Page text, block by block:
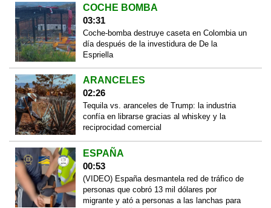
COCHE BOMBA
03:31
Coche-bomba destruye caseta en Colombia un
día después de la investidura de De la
Espriella
ARANCELES
02:26
Tequila vs. aranceles de Trump: la industria
confía en librarse gracias al whiskey y la
reciprocidad comercial
ESPAÑA
00:53
(VIDEO) España desmantela red de tráfico de
personas que cobró 13 mil dólares por
migrante y ató a personas a las lanchas para